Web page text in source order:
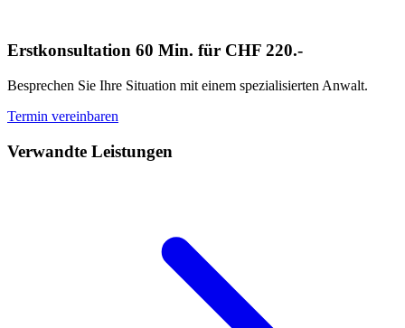
Erstkonsultation 60 Min. für CHF 220.-
Besprechen Sie Ihre Situation mit einem spezialisierten Anwalt.
Termin vereinbaren
Verwandte Leistungen